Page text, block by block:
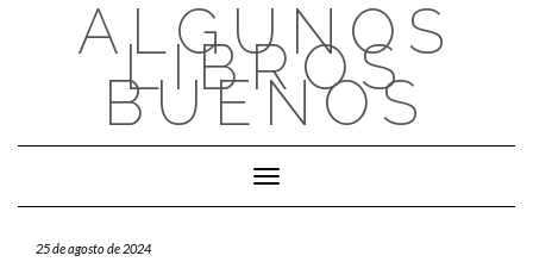
ALGUNOS
LIBROS
BUENOS
Cambiar modo de navegación
25 de agosto de 2024